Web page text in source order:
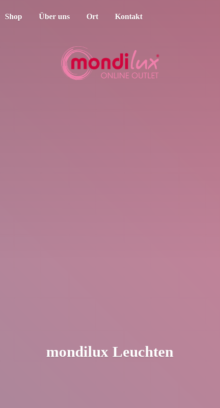
Shop Über uns Ort Kontakt
mondilux Leuchten